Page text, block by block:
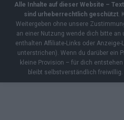
Alle Inhalte auf dieser Website –
sind urheberrechtlich geschützt
Weitergeben ohne unsere
an einer Nutzung wende dich bitte an
enthalten Affiliate-Links oder
unterstrichen). Wenn du darüber ein
kleine Provision – für dich
bleibt selbstverständlich freiwillig.